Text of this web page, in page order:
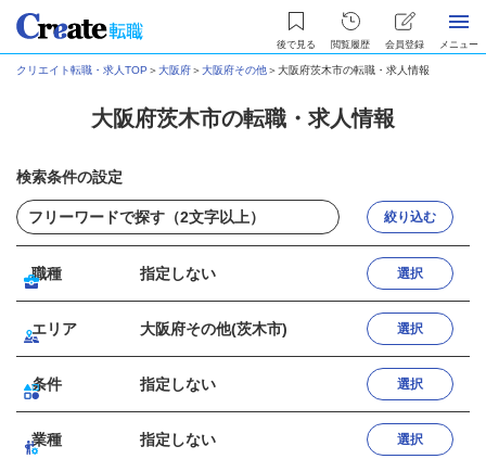
後で見る 閲覧履歴 会員登録 メニュー
クリエイト転職・求人TOP ＞大阪府＞大阪府その他＞大阪府茨木市の転職・求人情報
大阪府茨木市の転職・求人情報
検索条件の設定
絞り込む
職種 指定しない 選択
エリア 大阪府その他(茨木市) 選択
条件 指定しない 選択
業種 指定しない 選択